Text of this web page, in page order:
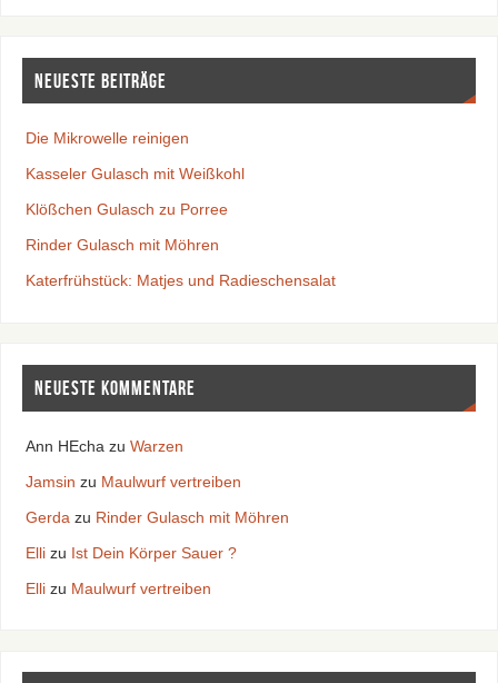
Neueste Beiträge
Die Mikrowelle reinigen
Kasseler Gulasch mit Weißkohl
Klößchen Gulasch zu Porree
Rinder Gulasch mit Möhren
Katerfrühstück: Matjes und Radieschensalat
Neueste Kommentare
Ann HEcha zu Warzen
Jamsin zu Maulwurf vertreiben
Gerda zu Rinder Gulasch mit Möhren
Ellizu Ist Dein Körper Sauer ?
Ellizu Maulwurf vertreiben